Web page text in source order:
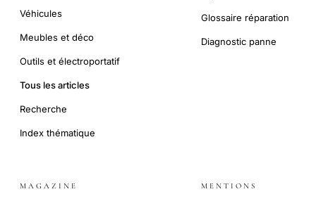
Véhicules
Meubles et déco
Outils et électroportatif
Tous les articles
Recherche
Index thématique
Glossaire réparation
Diagnostic panne
MAGAZINE MENTIONS